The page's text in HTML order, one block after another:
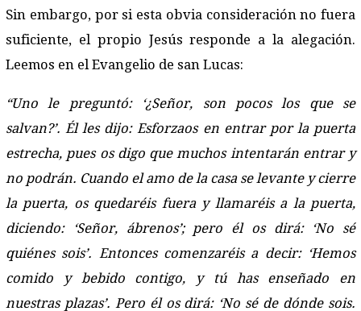
Sin embargo, por si esta obvia consideración no fuera
suficiente, el propio Jesús responde a la alegación.
Leemos en el Evangelio de san Lucas:
“Uno le preguntó: ‘¿Señor, son pocos los que se
salvan?’. Él les dijo: Esforzaos en entrar por la puerta
estrecha, pues os digo que muchos intentarán entrar y
no podrán. Cuando el amo de la casa se levante y cierre
la puerta, os quedaréis fuera y llamaréis a la puerta,
diciendo: ‘Señor, ábrenos’; pero él os dirá: ‘No sé
quiénes sois’. Entonces comenzaréis a decir: ‘Hemos
comido y bebido contigo, y tú has enseñado en
nuestras plazas’. Pero él os dirá: ‘No sé de dónde sois.